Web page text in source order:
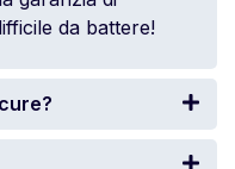
da battere!